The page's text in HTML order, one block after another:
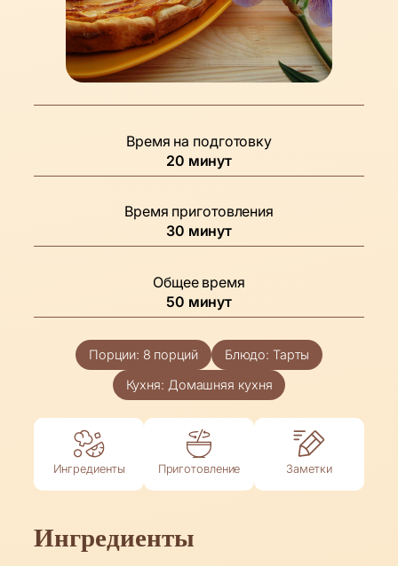
Время на подготовку
20минуты
минут
Время приготовления
30минуты
минут
Общее время
50минуты
минут
Порции: 8 порций Блюдо: Тарты
Кухня: Домашняя кухня
Ингредиенты Приготовление Заметки
Ингредиенты